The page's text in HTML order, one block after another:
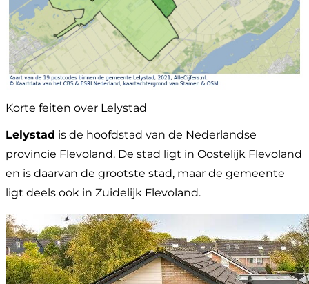
Korte feiten over Lelystad
Lelystad is de hoofdstad van de Nederlandse
provincie Flevoland. De stad ligt in Oostelijk Flevoland
en is daarvan de grootste stad, maar de gemeente
ligt deels ook in Zuidelijk Flevoland.